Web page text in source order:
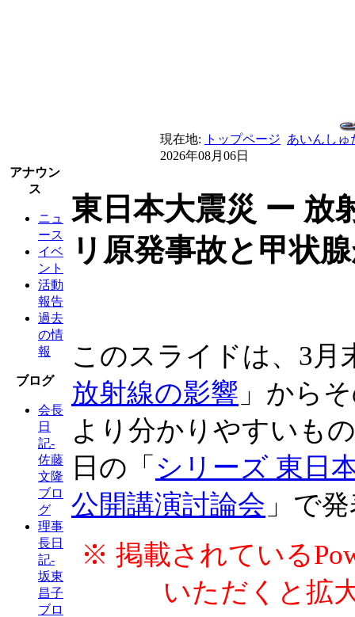
現在地: トップページ あいんしゅ
2026年08月06日
アナウン
ス
ニュ
ース
イベ
ント
活動
報告
過去
の情
報
ブログ
会長
日
記-
佐藤
文隆
ブロ
グ
理事
長日
記-
坂東
昌子
ブロ
東日本大震災 ー 放
リ原発事故と甲状
このスライドは、3月
放射線の影響 」から
より分かりやすいも
日の「 シリーズ 東日
公開講演討論会 」で
※ 掲載されている
いただくと拡